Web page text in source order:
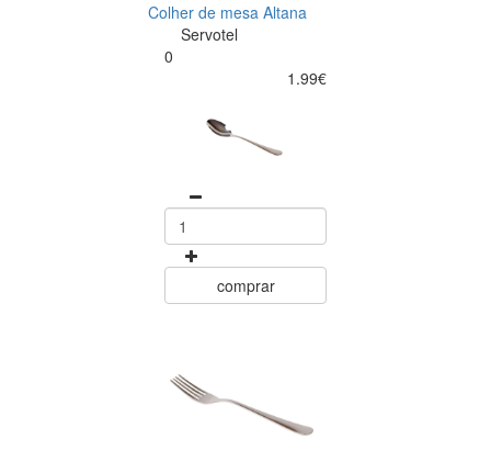
Colher de mesa Altana
Servotel
0
1.99€
comprar